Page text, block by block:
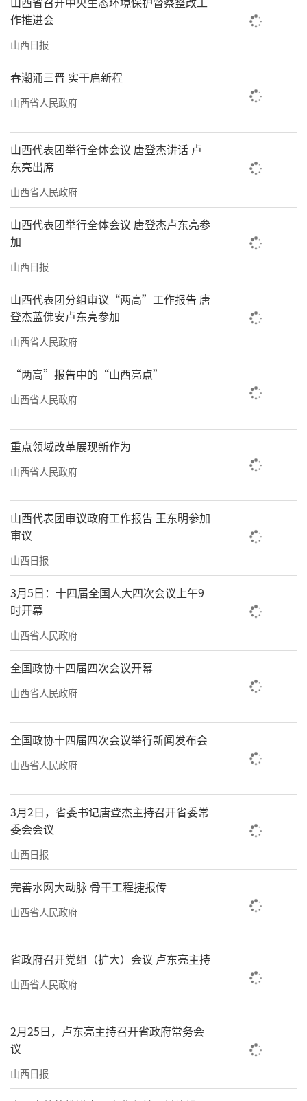
作推进会
山西日报
春潮涌三晋 实干启新程
山西省人民政府
山西代表团举行全体会议 唐登杰讲话 卢
东亮出席
山西省人民政府
山西代表团举行全体会议 唐登杰卢东亮参
加
山西日报
山西代表团分组审议“两高”工作报告 唐
登杰蓝佛安卢东亮参加
山西省人民政府
“两高”报告中的“山西亮点”
山西省人民政府
重点领域改革展现新作为
山西省人民政府
山西代表团审议政府工作报告 王东明参加
审议
山西日报
3月5日：十四届全国人大四次会议上午9
时开幕
山西省人民政府
全国政协十四届四次会议开幕
山西省人民政府
全国政协十四届四次会议举行新闻发布会
山西省人民政府
3月2日，省委书记唐登杰主持召开省委常
委会会议
山西日报
完善水网大动脉 骨干工程捷报传
山西省人民政府
省政府召开党组（扩大）会议 卢东亮主持
山西省人民政府
2月25日，卢东亮主持召开省政府常务会
议
山西日报